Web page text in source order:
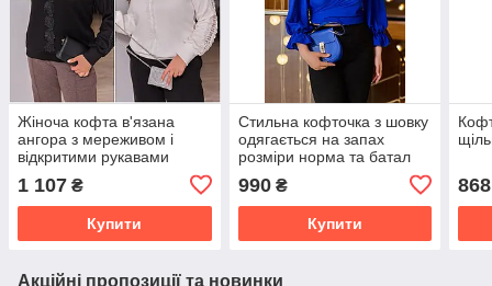
Жіноча кофта в'язана
ангора з мереживом і
відкритими рукавами
батал
1 107 ₴
Купити
Стильна кофточка з шовку
одягається на запах
розміри норма та батал
990₴
Купити
868
Акційні пропозиції та новинки